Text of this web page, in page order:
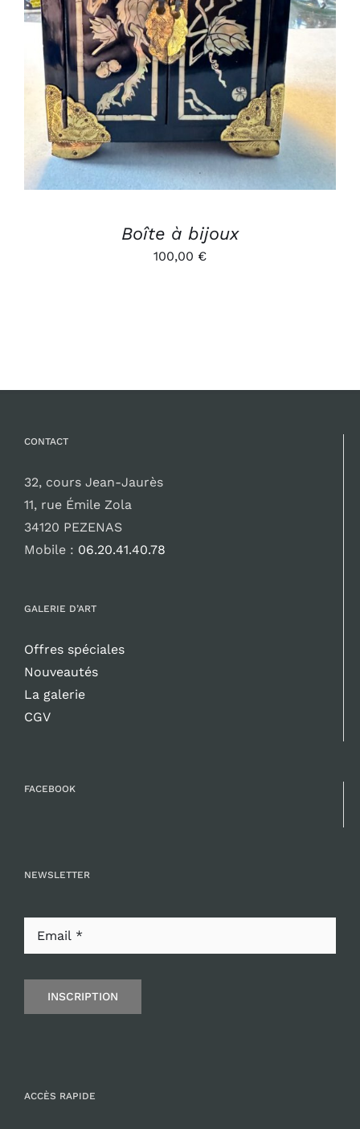
Boîte à bijoux
100,00 €
CONTACT
32, cours Jean-Jaurès
11, rue Émile Zola
34120 PEZENAS
Mobile : 06.20.41.40.78
GALERIE D’ART
Offres spéciales
Nouveautés
La galerie
CGV
FACEBOOK
NEWSLETTER
INSCRIPTION
ACCÈS RAPIDE